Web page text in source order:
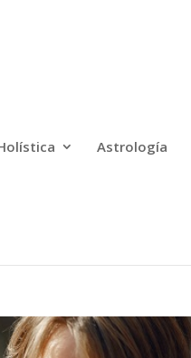
Astrología